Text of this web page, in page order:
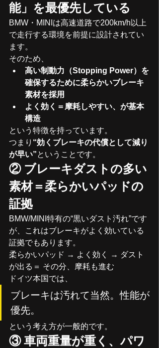
能」を最優先している
BMW・MINIは高速道路で200km/h以上
で走行する環境を前提に設計されてい
ます。
そのため、
高い制動力（Stopping Power）を
確保するために柔らかいブレーキ
素材を採用
よく効く＝摩耗しやすい、が基本
構造
という特徴を持っています。
つまり “効くブレーキの代償として減り
が早い”ということです。
② ブレーキダストの多い
素材＝柔らかいパッドの
証拠
BMW/MINI特有の“黒いダスト汚れ”です
が、これはブレーキがよく効いている
証拠でもあります。
柔らかいパッド → よく効く → ダスト
が出る＝ その分、摩耗も進む
ドイツ本国では、
ブレーキは汚れて当然。性能が
優先。
という考え方が一般的です。
③ 車両重量が重く、パワ